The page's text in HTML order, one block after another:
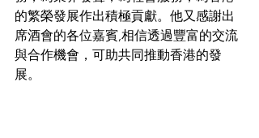
的繁榮發展作出積極貢獻。他又感謝出
席酒會的各位嘉賓,相信透過豐富的交流
與合作機會，可助共同推動香港的發
展。